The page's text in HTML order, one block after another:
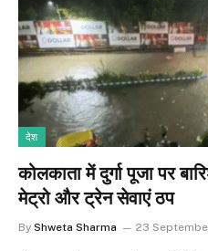
देश
कोलकाता में दुर्गा पूजा पर
मेट्रो और ट्रेन सेवाएं ठप
By Shweta Sharma 23